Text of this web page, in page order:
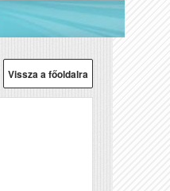
Vissza a főoldalra